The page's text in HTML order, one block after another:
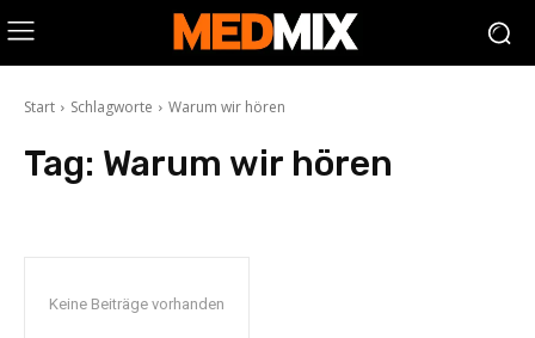
Start Schlagworte Warum wir hören
Tag: Warum wir hören
Keine Beiträge vorhanden